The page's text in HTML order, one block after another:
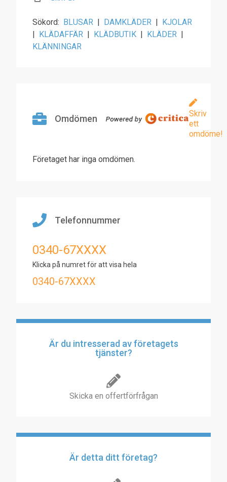
Sökord: BLUSAR | DAMKLÄDER | KJOLAR
| KLÄDAFFÄR | KLÄDBUTIK | KLÄDER |
KLÄNNINGAR
Omdömen
Skriv
ett
omdöme!
Företaget har inga omdömen.
Telefonnummer
0340-67XXXX
Klicka på numret för att visa hela
0340-67XXXX
Är du intresserad av företagets
tjänster?
Skicka en offertförfrågan
Är detta ditt företag?